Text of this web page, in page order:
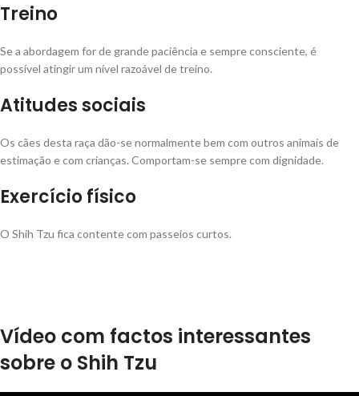
Treino
Se a abordagem for de grande paciência e sempre consciente, é
possível atingir um nível razoável de treino.
Atitudes sociais
Os cães desta raça dão-se normalmente bem com outros animais de
estimação e com crianças. Comportam-se sempre com dignidade.
Exercício físico
O Shih Tzu fica contente com passeios curtos.
Vídeo com factos interessantes
sobre o Shih Tzu